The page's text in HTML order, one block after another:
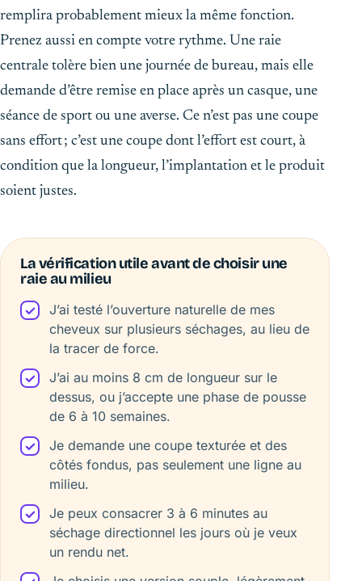
remplira probablement mieux la même fonction.
Prenez aussi en compte votre rythme. Une raie
centrale tolère bien une journée de bureau, mais elle
demande d’être remise en place après un casque, une
séance de sport ou une averse. Ce n’est pas une coupe
sans effort ; c’est une coupe dont l’effort est court, à
condition que la longueur, l’implantation et le produit
soient justes.
La vérification utile avant de choisir une
raie au milieu
J’ai testé l’ouverture naturelle de mes
cheveux sur plusieurs séchages, au lieu de
la tracer de force.
J’ai au moins 8 cm de longueur sur le
dessus, ou j’accepte une phase de pousse
de 6 à 10 semaines.
Je demande une coupe texturée et des
côtés fondus, pas seulement une ligne au
milieu.
Je peux consacrer 3 à 6 minutes au
séchage directionnel les jours où je veux
un rendu net.